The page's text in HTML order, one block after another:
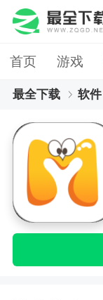
首页 游戏
最全下载 软件